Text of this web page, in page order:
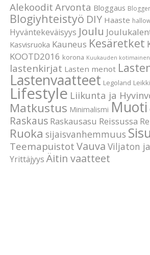
Alekoodit Arvonta Bloggaus
Blogiyhteistyö DIY Haaste
Hyväntekeväisyys Joulu
Kasvisruoka Kauneus Kesäretket
KOOTD2016 korona Kuukauden kotimainen
lastenkirjat Lasten menot
Lastenvaatteet Legoland
Lifestyle Liikunta ja
Matkustus Minimalismi Muoti
Raskaus Raskausasu Reissussa
Ruoka sijaisvanhemmuus
Teemapuistot Vauva Viljaton
Yrittäjyys Äitin vaatteet